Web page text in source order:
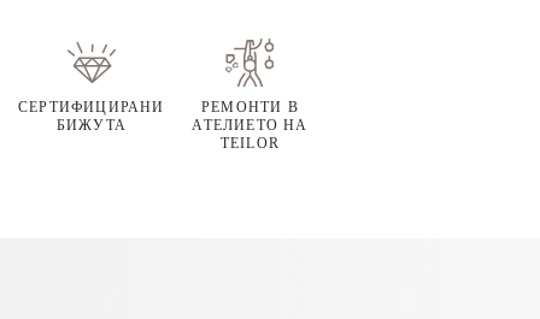
СЕРТИФИЦИРАНИ
БИЖУТА
РЕМОНТИ В
АТЕЛИЕТО НА
TEILOR